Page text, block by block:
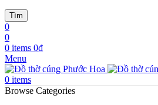
Tìm
0
0
0 items 0₫
Menu
0 items
Browse Categories